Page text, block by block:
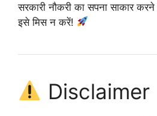
सरकारी नौकरी का सपना साकार
इसे मिस न करें!
Disclaimer